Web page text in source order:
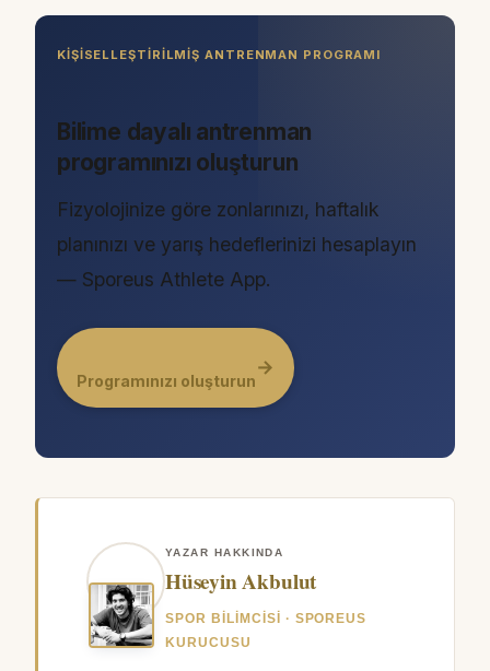
KIŞISELLEŞTIRILMIŞ ANTRENMAN PROGRAMI
Bilime dayalı antrenman
programınızı oluşturun
Fizyolojinize göre zonlarınızı, haftalık
planınızı ve yarış hedeflerinizi hesaplayın
— Sporeus Athlete App.
Programınızı oluşturun
→
YAZAR HAKKINDA
Hüseyin Akbulut
SPOR BILIMCISI · SPOREUS
KURUCUSU